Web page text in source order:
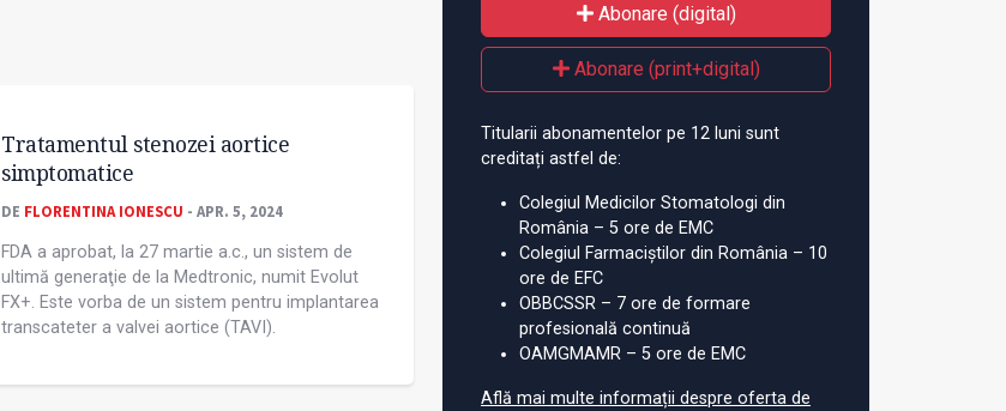
Tratamentul stenozei aortice
simptomatice
DE FLORENTINA IONESCU - APR. 5, 2024
FDA a aprobat, la 27 martie a.c., un sistem de
ultimă generaţie de la Medtronic, numit Evolut
FX+. Este vorba de un sistem pentru implantarea
transcateter a valvei aortice (TAVI).
Abonare (digital)
Abonare (print+digital)
Titularii abonamentelor pe 12 luni sunt
creditați astfel de:
Colegiul Medicilor Stomatologi din
România – 5 ore de EMC
Colegiul Farmaciștilor din România – 10
ore de EFC
OBBCSSR – 7 ore de formare
profesională continuă
OAMGMAMR – 5 ore de EMC
Află mai multe informații despre oferta de